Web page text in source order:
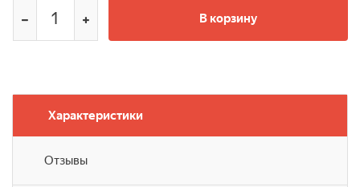
В корзину
Характеристики
Отзывы